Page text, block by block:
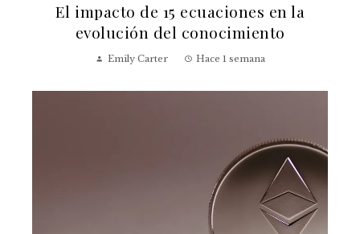
El impacto de 15 ecuaciones en la
evolución del conocimiento
Emily Carter Hace 1 semana